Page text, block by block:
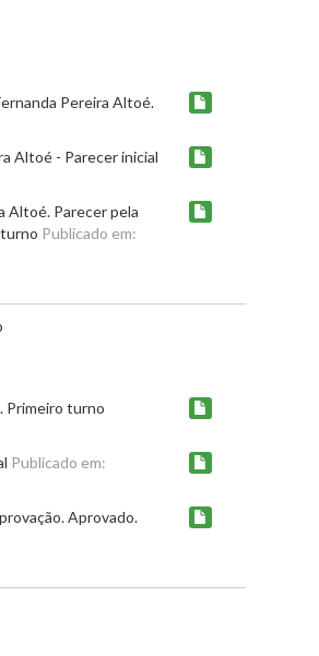
Pereira Altoé.
Altoé - Parecer inicial
Altoé. Parecer pela
Publicado em:
Primeiro turno
Publicado em:
Aprovado.